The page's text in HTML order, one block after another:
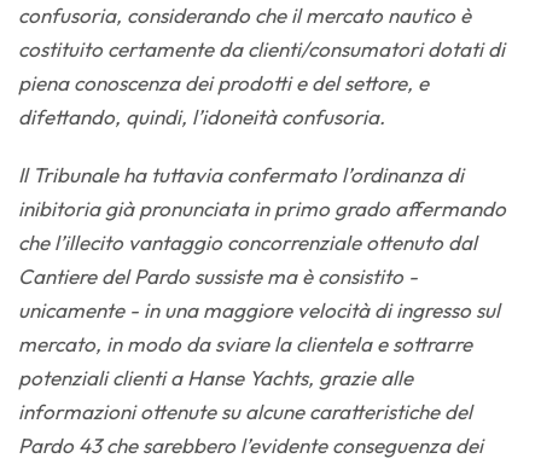
confusoria, considerando che il mercato nautico è
costituito certamente da clienti/consumatori dotati di
piena conoscenza dei prodotti e del settore, e
difettando, quindi, l’idoneità confusoria.
Il Tribunale ha tuttavia confermato l’ordinanza di
inibitoria già pronunciata in primo grado affermando
che l’illecito vantaggio concorrenziale ottenuto dal
Cantiere del Pardo sussiste ma è consistito -
unicamente - in una maggiore velocità di ingresso sul
mercato, in modo da sviare la clientela e sottrarre
potenziali clienti a Hanse Yachts, grazie alle
informazioni ottenute su alcune caratteristiche del
Pardo 43 che sarebbero l’evidente conseguenza dei